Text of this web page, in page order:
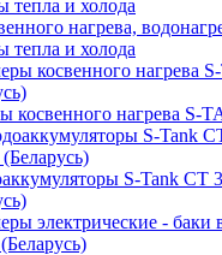
нагрева,
тепла и холода
косвенного нагрева S-
S-Tank СТ